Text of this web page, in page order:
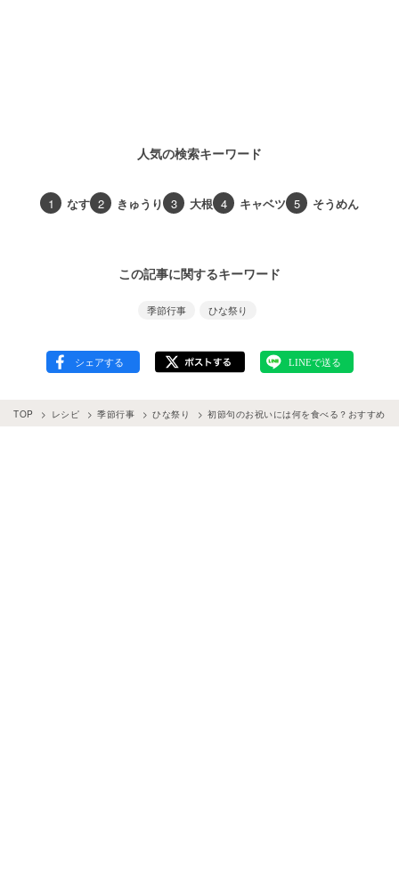
人気の検索キーワード
1 なす 2 きゅうり 3 大根 4 キャベツ 5 そうめん
この記事に関するキーワード
季節行事 ひな祭り
TOP レシピ 季節行事 ひな祭り 初節句のお祝いには何を食べる？おすすめ料